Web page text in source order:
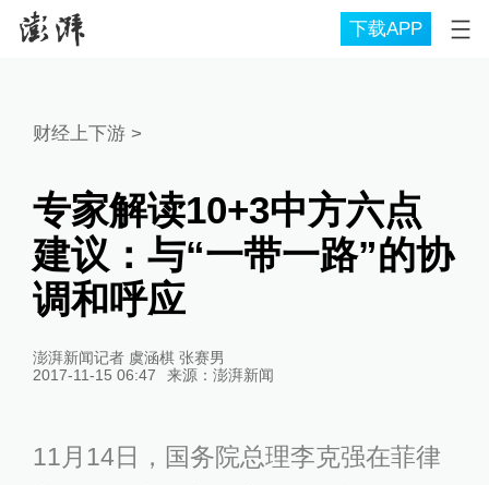
下载APP
财经上下游 >
专家解读10+3中方六点
建议：与“一带一路”的协
调和呼应
澎湃新闻记者 虞涵棋 张赛男
2017-11-15 06:47
来源： 澎湃新闻
11月14日，国务院总理李克强在菲律